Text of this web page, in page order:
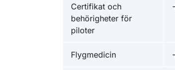
Certifikat och
behörigheter för
piloter
Flygmedicin